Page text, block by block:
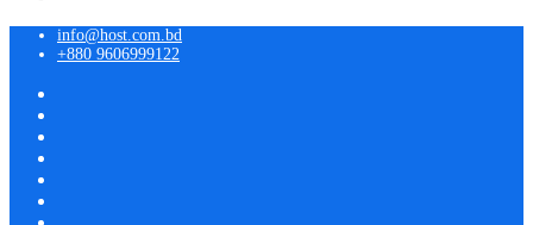
info@host.com.bd
+880 9606999122